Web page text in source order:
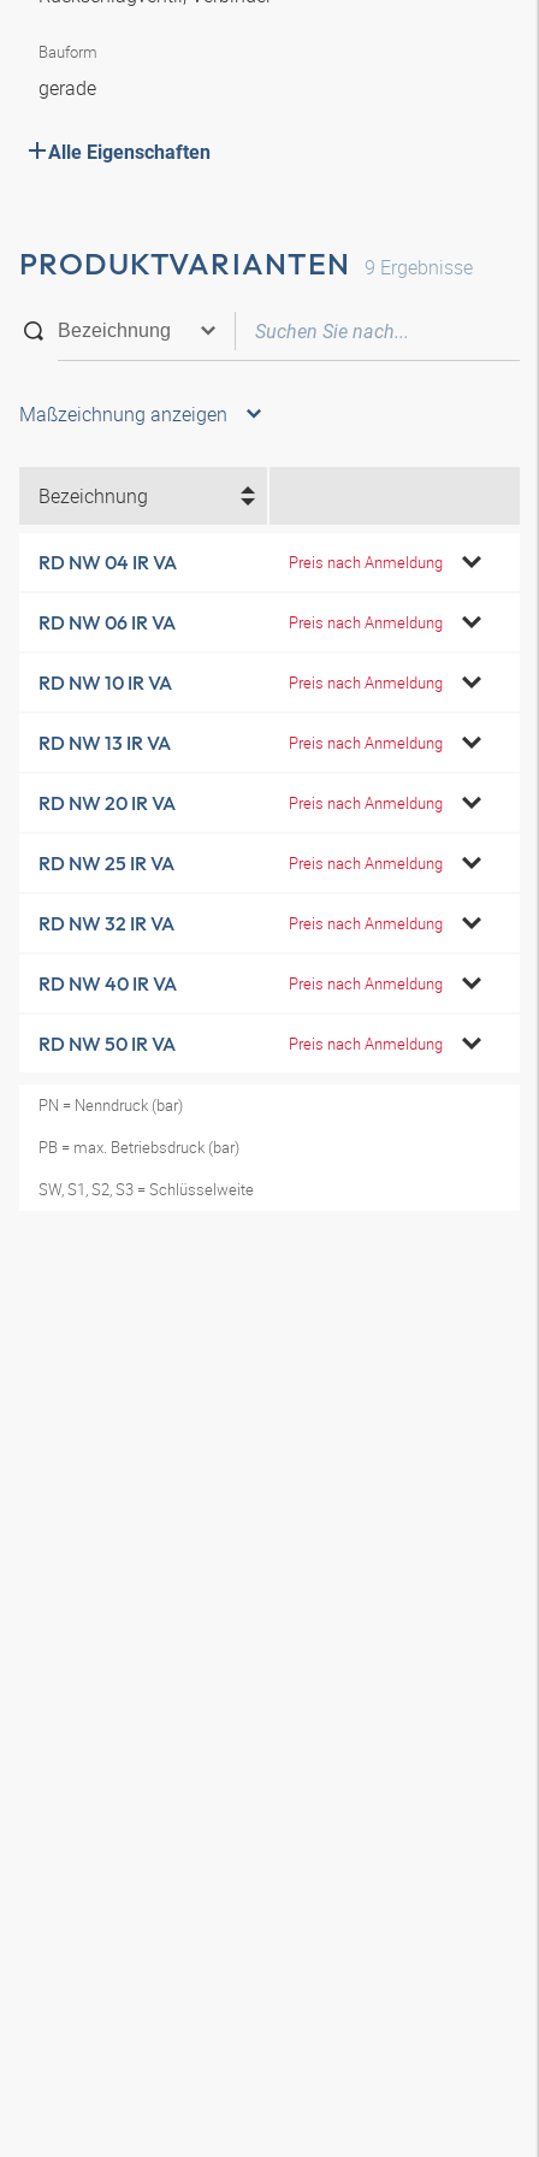
Bauform
gerade
Alle Eigenschaften
PRODUKTVARIANTEN 9 Ergebnisse
Maßzeichnung anzeigen
Bezeichnung
RD NW 04 IR VA Preis nach Anmeldung
RD NW 06 IR VA Preis nach Anmeldung
RD NW 10 IR VA Preis nach Anmeldung
RD NW 13 IR VA Preis nach Anmeldung
RD NW 20 IR VA Preis nach Anmeldung
RD NW 25 IR VA Preis nach Anmeldung
RD NW 32 IR VA Preis nach Anmeldung
RD NW 40 IR VA Preis nach Anmeldung
RD NW 50 IR VA Preis nach Anmeldung
PN = Nenndruck (bar)
PB = max. Betriebsdruck (bar)
SW, S1, S2, S3 = Schlüsselweite